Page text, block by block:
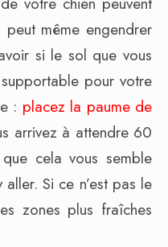
même engendrer
si le sol que vous
pour votre
: placez la paume de
arrivez à attendre 60
cela vous semble
Si ce n’est pas le
zones plus fraîches